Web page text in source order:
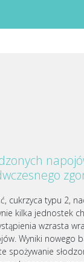
cukrzyca typu 2,
kilka jednostek
wzrasta
Wyniki nowego
spożywanie